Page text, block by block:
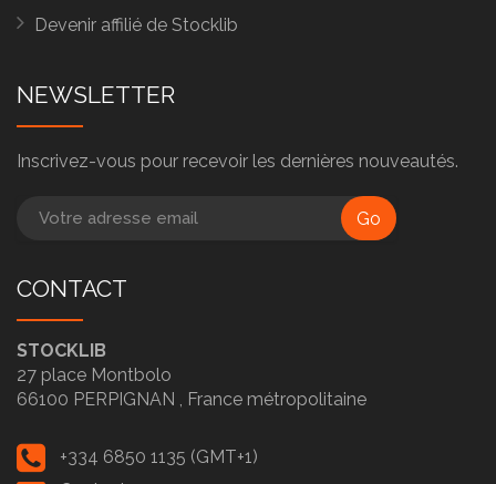
Devenir affilié de Stocklib
NEWSLETTER
Inscrivez-vous pour recevoir les dernières nouveautés.
Go
CONTACT
STOCKLIB
27 place Montbolo
66100 PERPIGNAN , France métropolitaine
+334 6850 1135 (GMT+1)